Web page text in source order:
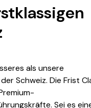
als unsere
Schweiz. Die Frist
Sei es